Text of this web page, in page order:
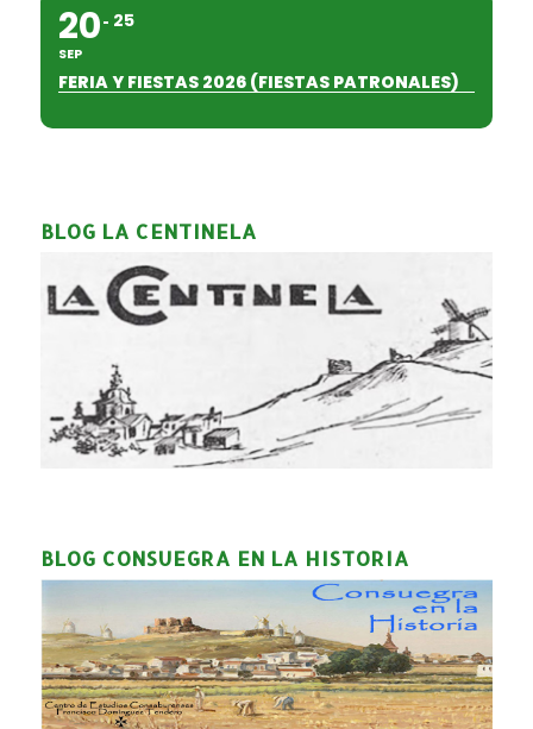
20
SEP
25
FERIA Y FIESTAS 2026 (FIESTAS PATRONALES)
BLOG LA CENTINELA
BLOG CONSUEGRA EN LA HISTORIA